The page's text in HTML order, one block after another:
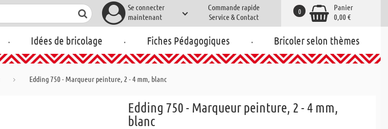
Se connecter
maintenant
Commande rapide
Service & Contact
Panier
0,00 €
0
. Idées de bricolage . Fiches Pédagogiques . Bricoler selon thèmes
Edding 750 - Marqueur peinture, 2 - 4 mm, blanc
Edding 750 - Marqueur peinture, 2 - 4 mm,
blanc